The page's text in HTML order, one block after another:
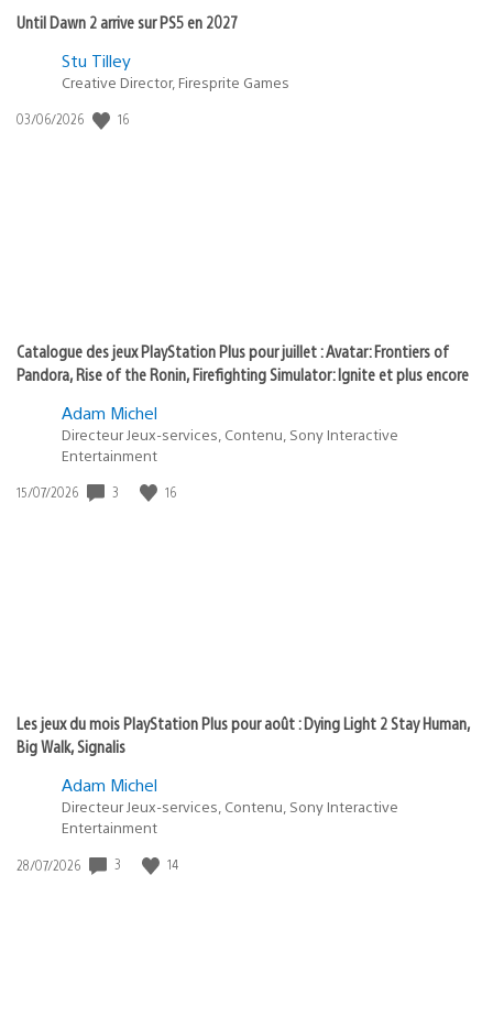
Until Dawn 2 arrive sur PS5 en 2027
Postée
:
Stu Tilley
Creative Director, Firesprite Games
Date
03/06/2026 16
Catalogue des jeux PlayStation Plus pour juillet : Avatar: Frontiers of
Pandora, Rise of the Ronin, Firefighting Simulator: Ignite et plus encore
Adam Michel
Directeur Jeux-services, Contenu, Sony Interactive
Entertainment
Date
15/07/2026 3 16
Les jeux du mois PlayStation Plus pour août : Dying Light 2 Stay Human,
Big Walk, Signalis
Adam Michel
Directeur Jeux-services, Contenu, Sony Interactive
Entertainment
Date
28/07/2026 3 14